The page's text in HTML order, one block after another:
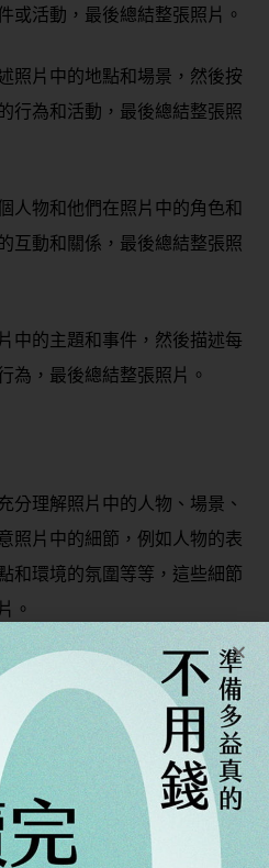
或活動，最後總結整張照片。
照片中的地點和場景，然後按
行為和活動，最後總結整張照
人物和他們在照片中的角色和
互動和關係，最後總結整張照
中的主題和事件，然後描述每
為，最後總結整張照片。
分理解照片中的人物、場景、
照片中的細節，例如人物的表
和環境的氛圍等等，這些細節
。
式
和表達方式的適當使用。要使
頓和斷句。同時要注意語調和
和表達感情。最重要的是要使
免影響你的分數。